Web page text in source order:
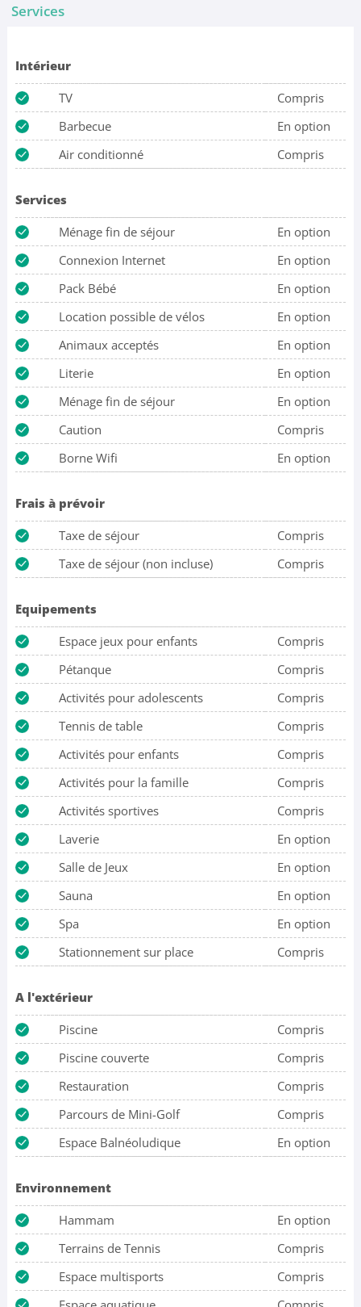
Services
Intérieur
TV
Compris
Barbecue
En option
Air conditionné
Compris
Services
Ménage fin de séjour
En option
Connexion Internet
En option
Pack Bébé
En option
Location possible de vélos
En option
Animaux acceptés
En option
Literie
En option
Ménage fin de séjour
En option
Caution
Compris
Borne Wifi
En option
Frais à prévoir
Taxe de séjour
Compris
Taxe de séjour (non incluse)
Compris
Equipements
Espace jeux pour enfants
Compris
Pétanque
Compris
Activités pour adolescents
Compris
Tennis de table
Compris
Activités pour enfants
Compris
Activités pour la famille
Compris
Activités sportives
Compris
Laverie
En option
Salle de Jeux
En option
Sauna
En option
Spa
En option
Stationnement sur place
Compris
A l'extérieur
Piscine
Compris
Piscine couverte
Compris
Restauration
Compris
Parcours de Mini-Golf
Compris
Espace Balnéoludique
En option
Environnement
Hammam
En option
Terrains de Tennis
Compris
Espace multisports
Compris